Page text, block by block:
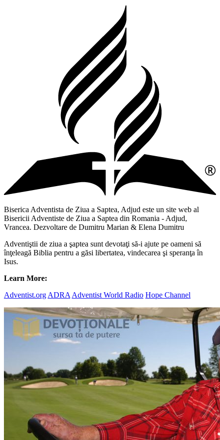
Biserica Adventista de Ziua a Saptea, Adjud este un site web al
Bisericii Adventiste de Ziua a Saptea din Romania - Adjud,
Vrancea. Dezvoltare de Dumitru Marian & Elena Dumitru
Adventiştii de ziua a şaptea sunt devotaţi să-i ajute pe oameni să
înţeleagă Biblia pentru a găsi libertatea, vindecarea şi speranţa în
Isus.
Learn More:
Adventist.org ADRA Adventist World Radio Hope Channel